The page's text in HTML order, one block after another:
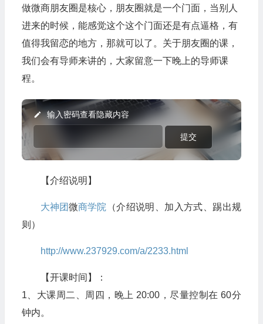
做微商朋友圈是核心，朋友圈就是一个门面，当别人
进来的时候，能感觉这个这个门面还是有点逼格，有
值得我留恋的地方，那就可以了。关于朋友圈的课，
我们会有导师来讲的，大家留意一下晚上的导师课
程。
输入密码查看隐藏内容
【介绍说明】
大神团微商学院 （介绍说明、加入方式、踢出规
则）
http://www.237929.com/a/2233.html
【开课时间】：
1、大课周二、周四，晚上 20:00，尽量控制在 60分
钟内。